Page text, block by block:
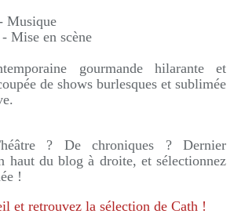
Musique
Mise en scène
gourmande hilarante et
de shows burlesques et sublimée
? De chroniques ? Dernier
haut du blog à droite, et sélectionnez
!
et retrouvez la sélection de Cath !